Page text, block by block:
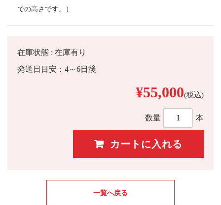
での高さです。）
在庫状態 : 在庫有り
発送日目安：4～6日後
¥55,000(税込)
数量 本
一覧へ戻る